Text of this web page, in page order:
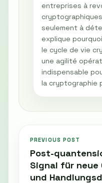
entreprises à
seulement à
explique
le cycle de vie
une agilité
indispensable
la cryptographie
PREVIOUS POST
Post-
Signal für neue
und